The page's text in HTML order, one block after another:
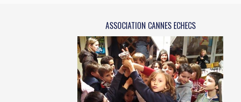
ASSOCIATION CANNES ECHECS